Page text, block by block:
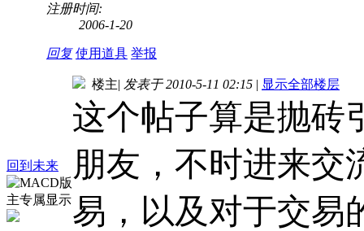
注册时间:
2006-1-20
回复 使用道具 举报
回到未来
楼主| 发表于 2010-5-11 02:15 | 显示全部楼层
这个帖子算是抛砖
朋友，不时进来交
易，以及对于交易